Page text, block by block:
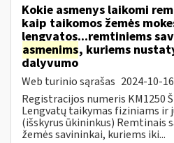
Kokie asmenys laikomi
kaip taikomos žemės
lengvatos...remtiniems
asmenims, kuriems
dalyvumo
Web turinio sąrašas 2024-10-16
Registracijos numeris KM1250
Lengvatų taikymas fiziniams ir
(išskyrus ūkininkus) Remtinais
žemės savininkai, kuriems iki...